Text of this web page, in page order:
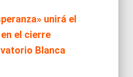
unirá el
el cierre
Blanca